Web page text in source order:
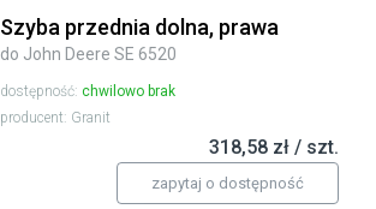
Szyba przednia dolna, prawa
do John Deere SE 6520
dostępność: chwilowo brak
producent: Granit
318,58 zł / szt.
zapytaj o dostępność